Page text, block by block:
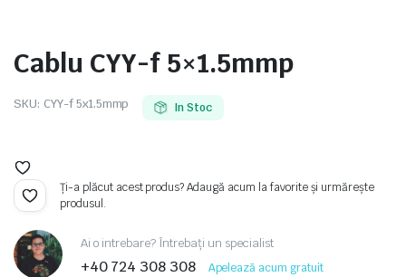
Cablu CYY-f 5×1.5mmp
SKU: CYY-f 5x1.5mmp In Stoc
Ți-a plăcut acest produs? Adaugă acum la favorite și urmărește
produsul.
Ai o intrebare? Întrebați un specialist
+40 724 308 308 Apelează acum gratuit